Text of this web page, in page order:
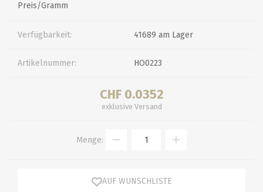
Preis/Gramm
Verfügbarkeit: 41689 am Lager
Artikelnummer: HO0223
CHF 0.0352
exklusive Versand
Menge:
AUF WUNSCHLISTE